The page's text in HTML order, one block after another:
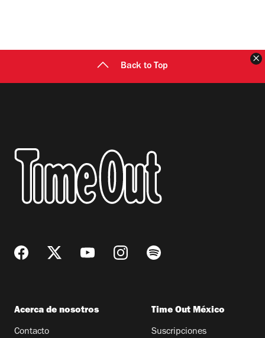
Back to Top
Acerca de nosotros
Contacto
Time Out México
Suscripciones